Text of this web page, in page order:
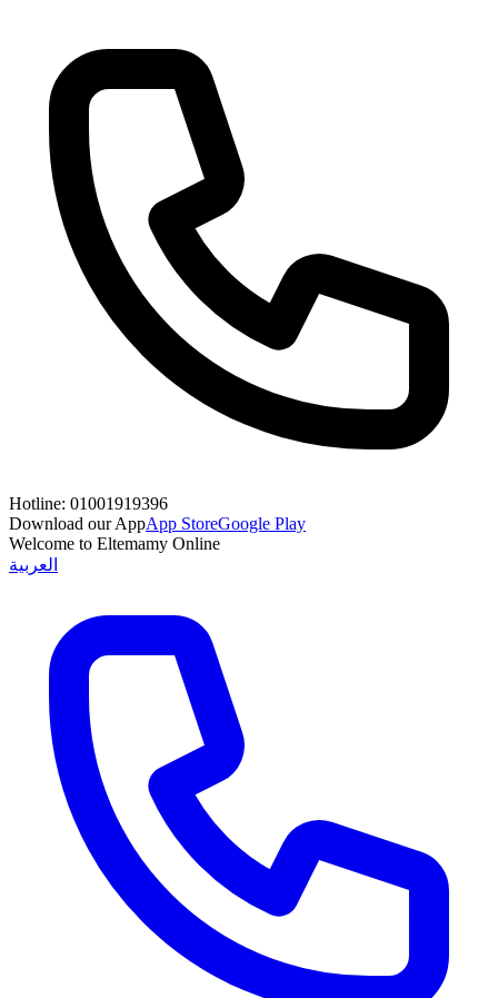
Hotline: 01001919396
Download our AppApp StoreGoogle Play
Welcome to Eltemamy Online
العربية